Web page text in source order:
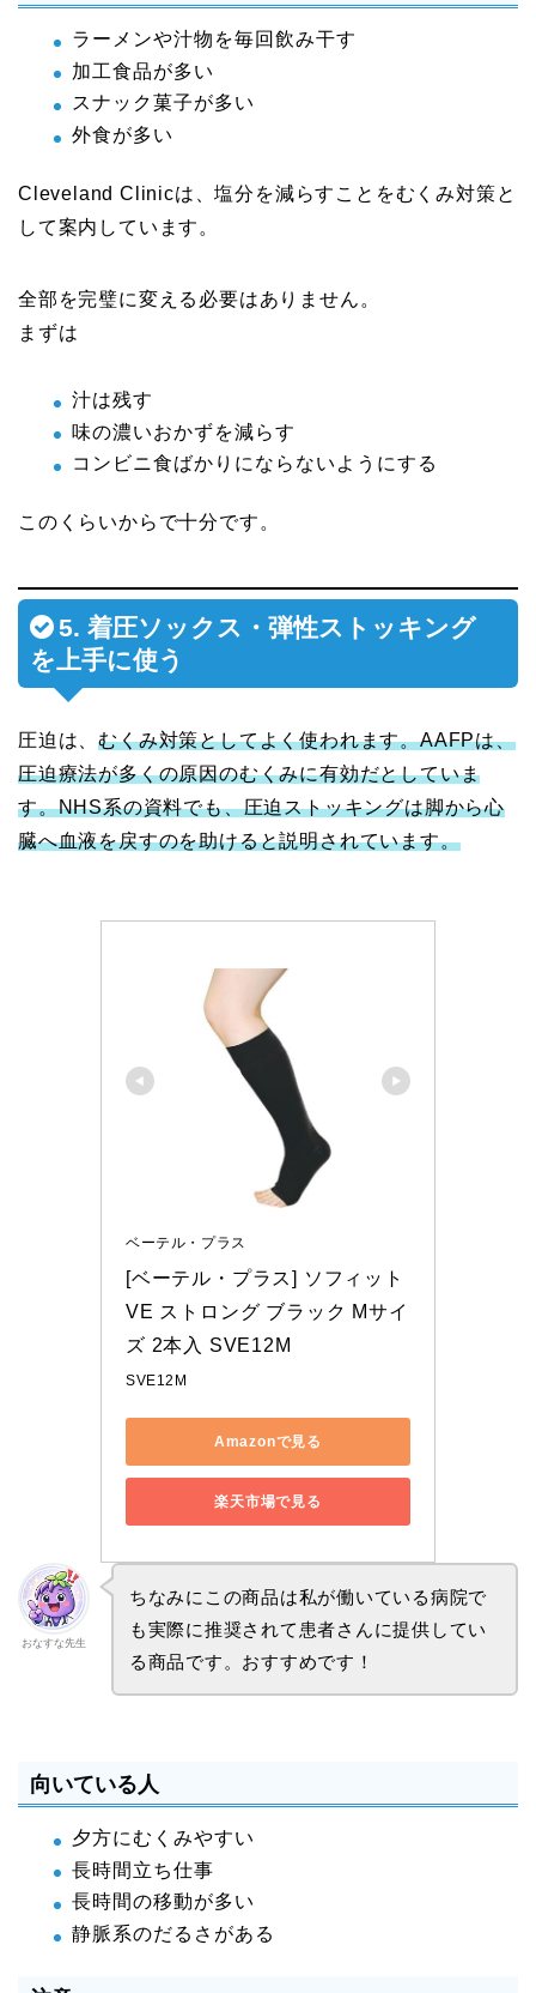
ラーメンや汁物を毎回飲み干す
加工食品が多い
スナック菓子が多い
外食が多い
Cleveland Clinicは、塩分を減らすことをむくみ対策と
して案内しています。
全部を完璧に変える必要はありません。
まずは
汁は残す
味の濃いおかずを減らす
コンビニ食ばかりにならないようにする
このくらいからで十分です。
5. 着圧ソックス・弾性ストッキング
を上手に使う
圧迫は、むくみ対策としてよく使われます。AAFPは、
圧迫療法が多くの原因のむくみに有効だとしていま
す。NHS系の資料でも、圧迫ストッキングは脚から心
臓へ血液を戻すのを助けると説明されています。
ベーテル・プラス
[ベーテル・プラス] ソフィット
VE ストロング ブラック Mサイ
ズ 2本入 SVE12M
SVE12M
Amazonで見る
楽天市場で見る
おなすな先生
ちなみにこの商品は私が働いている病院で
も実際に推奨されて患者さんに提供してい
る商品です。おすすめです！
向いている人
夕方にむくみやすい
長時間立ち仕事
長時間の移動が多い
静脈系のだるさがある